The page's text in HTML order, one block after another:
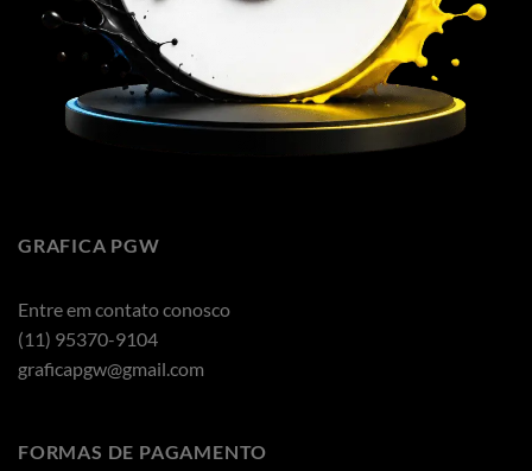
GRAFICA PGW
Entre em contato conosco
(11) 95370-9104
graficapgw@gmail.com
FORMAS DE PAGAMENTO